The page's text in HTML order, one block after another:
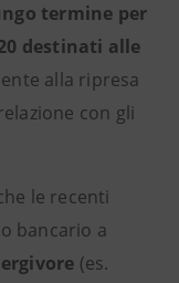
termine per
destinati alle
alla ripresa
con gli
le recenti
bancario a
(es.